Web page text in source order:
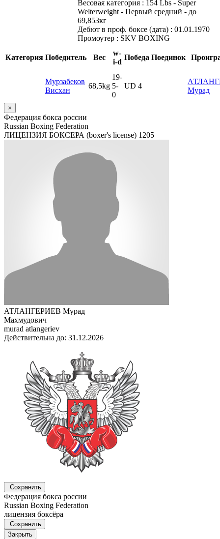
Весовая категория : 154 Lbs - Super
Welterweight - Первый средний - до
69,853кг
Дебют в проф. боксе (дата) : 01.01.1970
Промоутер : SKV BOXING
Категория Победитель Вес
w-
i-d
Победа Поединок
Мурзабеков
Висхан
68,5kg
19-
5-
0
UD 4
Мурад
×
Федерация бокса россии
Russian Boxing Federation
ЛИЦЕНЗИЯ БОКСЕРА (boxer's license) 1205
АТЛАНГЕРИЕВ Мурад
Махмудович
murad atlangeriev
Действительна до: 31.12.2026
Сохранить
Федерация бокса россии
Russian Boxing Federation
лицензия боксёра
Сохранить
Закрыть